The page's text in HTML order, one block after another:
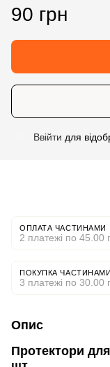
90 грн
Ввійти для
ОПЛАТА ЧАСТИНАМИ
2 платежі по 45.00
ПОКУПКА ЧАСТИНАМИ
3 платежі по 30.00
Опис
Протектори